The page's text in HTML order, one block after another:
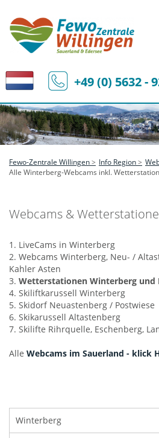
+49 (0) 5632 -
Fewo-Zentrale Willingen Info Region
Alle Winterberg-Webcams inkl.
Webcams &
1. LiveCams in Winterberg
2. Webcams Winterberg, Neu- /
Kahler Asten
3. Wetterstationen Winterberg und
4. Skiliftkarussell Winterberg
5. Skidorf Neuastenberg / Postwiese
6. Skikarussell Altastenberg
7. Skilifte Rihrquelle, Eschenberg,
Alle Webcams im Sauerland - klick
Winterberg